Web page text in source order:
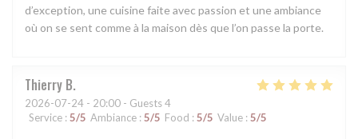
d’exception, une cuisine faite avec passion et une ambiance
où on se sent comme à la maison dès que l’on passe la porte.
Thierry B
2026-07-24 - 20:00 - Guests 4
Service : 5/5 Ambiance : 5/5 Food : 5/5 Value : 5/5